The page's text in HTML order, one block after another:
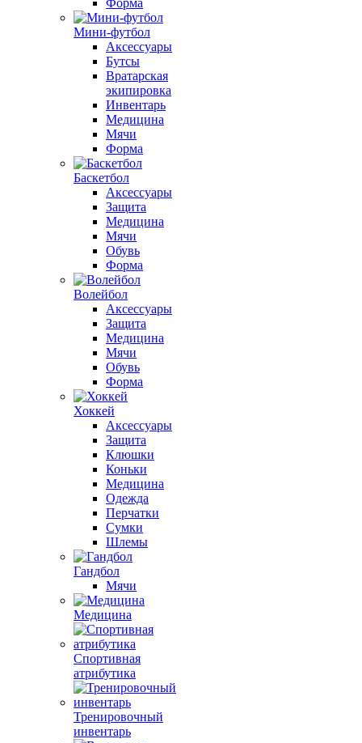
Форма
Мини-футбол
Аксессуары
Бутсы
Вратарская
экипировка
Инвентарь
Медицина
Мячи
Форма
Баскетбол
Аксессуары
Защита
Медицина
Мячи
Обувь
Форма
Волейбол
Аксессуары
Защита
Медицина
Мячи
Обувь
Форма
Хоккей
Аксессуары
Защита
Клюшки
Коньки
Медицина
Одежда
Перчатки
Сумки
Шлемы
Гандбол
Мячи
Медицина
Спортивная
атрибутика
Тренировочный
инвентарь